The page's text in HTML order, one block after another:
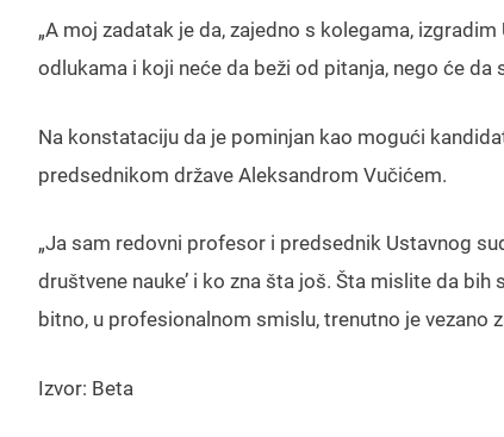
„A moj zadatak je da, zajedno s kolegama,
odlukama i koji neće da beži od pitanja, nego će da
Na konstataciju da je pominjan kao mogući
predsednikom države Aleksandrom Vučićem.
„Ja sam redovni profesor i predsednik Ustavnog
društvene nauke’ i ko zna šta još. Šta mislite da
bitno, u profesionalnom smislu, trenutno je vezano
Izvor: Beta